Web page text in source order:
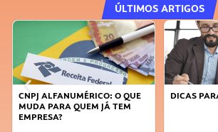
ÚLTIMOS ARTIGOS
O QUE
JÁ TEM
DICAS PARA OBTER CRÉDITO